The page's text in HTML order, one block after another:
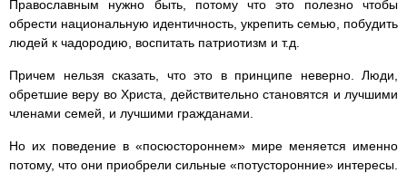
Православным нужно быть, потому что это полезно чтобы
обрести национальную идентичность, укрепить семью, побудить
людей к чадородию, воспитать патриотизм и т.д.
Причем нельзя сказать, что это в принципе неверно. Люди,
обретшие веру во Христа, действительно становятся и лучшими
членами семей, и лучшими гражданами.
Но их поведение в «посюстороннем» мире меняется именно
потому, что они приобрели сильные «потусторонние» интересы.